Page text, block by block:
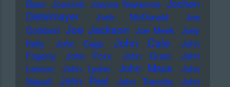
Baez JoanJett Joanna Newsome Jochen
Distelmayer
Jock McDonald
Joe
Goddard Joe Jackson Joe Meek Joey
Kelly
John Cage John Cale
John
Fogerty
John Foxx John Grant
John
Lennon
John Lydon John Maus
John
Mayall
John Peel John Travolta
John